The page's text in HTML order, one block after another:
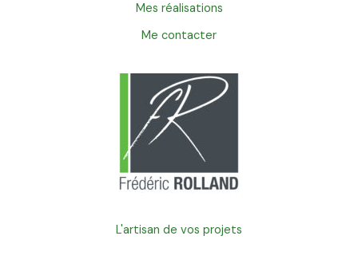
Mes réalisations
Me contacter
L'artisan de vos projets